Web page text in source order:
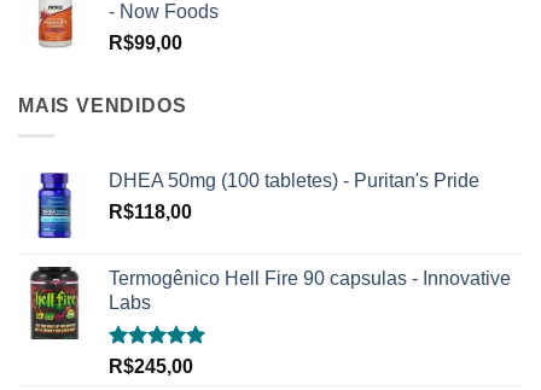
- Now Foods
R$99,00
MAIS VENDIDOS
DHEA 50mg (100 tabletes) - Puritan's Pride
R$118,00
Termogênico Hell Fire 90 capsulas - Innovative
Labs
Avaliação
R$245,00